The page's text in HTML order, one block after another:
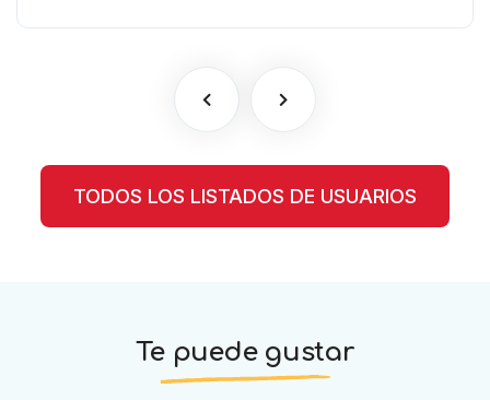
TODOS LOS LISTADOS DE USUARIOS
Te puede gustar